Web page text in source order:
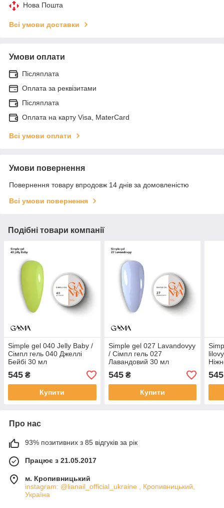
Нова Пошта
Всі умови доставки
Умови оплати
Післяплата
Оплата за реквізитами
Післяплата
Оплата на карту Visa, MaterCard
Всі умови оплати
Умови повернення
Повернення товару впродовж 14 днів за домовленістю
Всі умови повернення
Подібні товари компанії
Simple gel 040 Jelly Baby /
Сімпл гель 040 Джеллі
Бейбі 30 мл
545 ₴
Купити
Simple gel 027 Lavandovyy
/ Сімпл гель 027
Лавандовий 30 мл
545₴
Купити
545
Про нас
93% позитивних з 85 відгуків за рік
Працює з 21.05.2017
м. Кропивницький
instagram: @lianail_official_ukraine , Кропивницький,
Україна